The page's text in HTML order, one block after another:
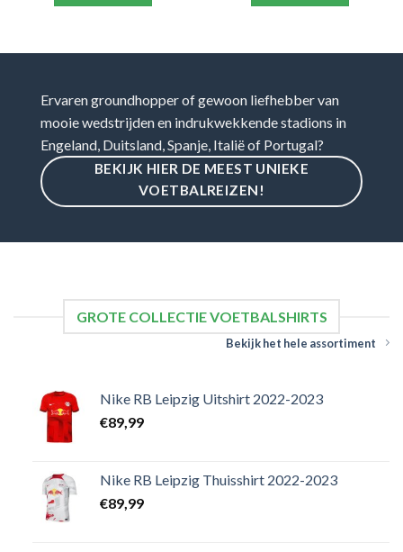
Ervaren groundhopper of gewoon liefhebber van
mooie wedstrijden en indrukwekkende stadions in
Engeland, Duitsland, Spanje, Italië of Portugal?
BEKIJK HIER DE MEEST UNIEKE
VOETBALREIZEN!
GROTE COLLECTIE VOETBALSHIRTS
Bekijk het hele assortiment
Nike RB Leipzig Uitshirt 2022-2023
€89,99
Nike RB Leipzig Thuisshirt 2022-2023
€89,99